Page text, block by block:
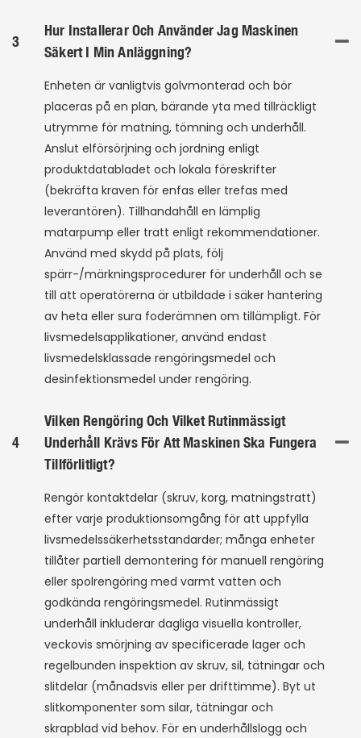
3
Hur Installerar Och Använder Jag Maskinen
Säkert I Min Anläggning?
Enheten är vanligtvis golvmonterad och bör
placeras på en plan, bärande yta med tillräckligt
utrymme för matning, tömning och underhåll.
Anslut elförsörjning och jordning enligt
produktdatabladet och lokala föreskrifter
(bekräfta kraven för enfas eller trefas med
leverantören). Tillhandahåll en lämplig
matarpump eller tratt enligt rekommendationer.
Använd med skydd på plats, följ
spärr-/märkningsprocedurer för underhåll och se
till att operatörerna är utbildade i säker hantering
av heta eller sura foderämnen om tillämpligt. För
livsmedelsapplikationer, använd endast
livsmedelsklassade rengöringsmedel och
desinfektionsmedel under rengöring.
4
Vilken Rengöring Och Vilket Rutinmässigt
Underhåll Krävs För Att Maskinen Ska Fungera
Tillförlitligt?
Rengör kontaktdelar (skruv, korg, matningstratt)
efter varje produktionsomgång för att uppfylla
livsmedelssäkerhetsstandarder; många enheter
tillåter partiell demontering för manuell rengöring
eller spolrengöring med varmt vatten och
godkända rengöringsmedel. Rutinmässigt
underhåll inkluderar dagliga visuella kontroller,
veckovis smörjning av specificerade lager och
regelbunden inspektion av skruv, sil, tätningar och
slitdelar (månadsvis eller per drifttimme). Byt ut
slitkomponenter som silar, tätningar och
skrapblad vid behov. För en underhållslogg och